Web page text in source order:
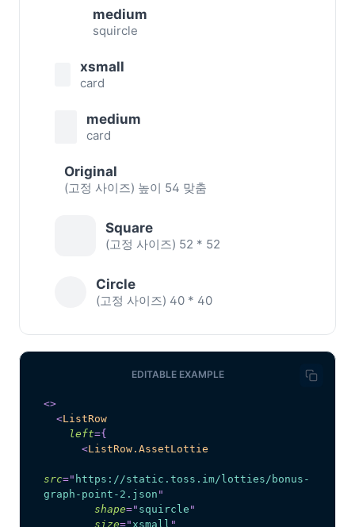
medium
squircle
xsmall
card
medium
card
Original
(고정 사이즈) 높이 54 맞춤
Square
(고정 사이즈) 52 * 52
Circle
(고정 사이즈) 40 * 40
EDITABLE EXAMPLE
<>
<ListRow
left={
<ListRow.AssetLottie
src=" https://static.toss.im/lotties/bonus-
graph-point-2.json "
shape=" squircle "
size=" xsmall "